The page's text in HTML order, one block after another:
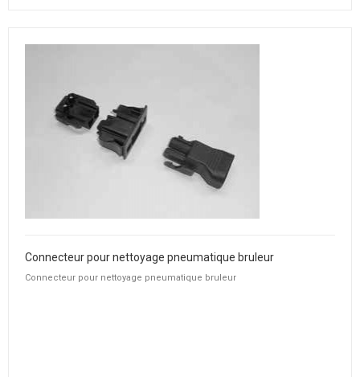
Connecteur pour nettoyage pneumatique bruleur
Connecteur pour nettoyage pneumatique bruleur